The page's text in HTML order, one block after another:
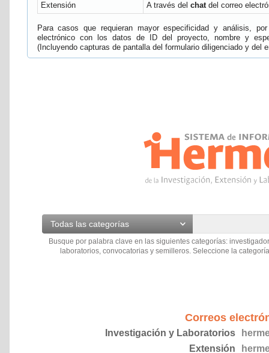
Extensión
A través del chatdel correo
Para casos que requieran mayor especificidad y análisis,
electrónico con los datos de ID del proyecto, nombre y
(Incluyendo capturas de pantalla del formulario diligenciado y del
Todas las categorías
Busque por palabra clave en las siguientes categorías:
laboratorios, convocatorias y semilleros. Seleccione la
Correos
Investigación y Laboratorios
Extensión